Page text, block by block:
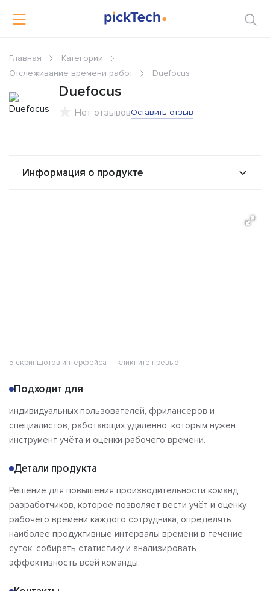
Главная
Категории
Отслеживание времени работ
Duefocus
Duefocus
Нет отзывовОставить отзыв
Информация о продукте
5 скриншотов интерфейса — кликните превью
Подходит для
индивидуальных пользователей, фрилансеров и
специалистов, работающих удаленно, которым нужен
инструмент учёта и оценки рабочего времени.
Детали продукта
Решение для повышения производительности команд
разработчиков, которое позволяет вести учёт и оценку
рабочего времени каждого сотрудника, определять
наиболее продуктивные интервалы времени в течение
суток, собирать статистику и анализировать
эффективность всей команды.